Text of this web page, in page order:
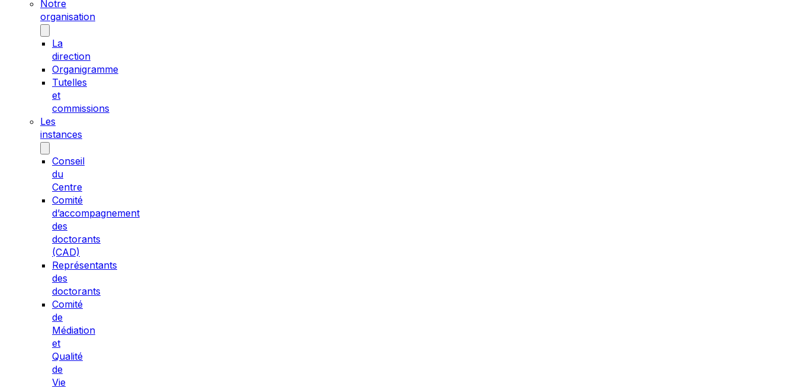
Notre
organisation
La
direction
Organigramme
Tutelles
et
commissions
Les
instances
Conseil
du
Centre
Comité
d’accompagnement
des
doctorants
(CAD)
Représentants
des
doctorants
Comité
de
Médiation
et
Qualité
de
Vie